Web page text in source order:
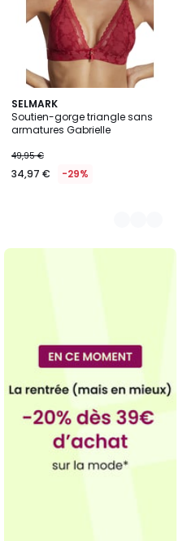
SELMARK
Soutien-gorge triangle sans
armatures Gabrielle
49,95 €
34,97 € -29%
5
Couleurs